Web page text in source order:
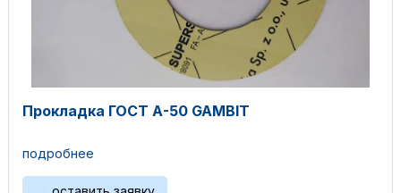
Прокладка ГОСТ А-50 GAMBIT
подробнее